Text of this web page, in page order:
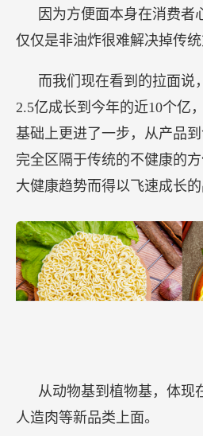
因为方便面本身在消费者
仅仅是非油炸很难解决掉传统
而我们现在看到的拉面说
2.5亿成长到今年的近10个亿
基础上更进了一步，从产品
完全区隔于传统的不健康的
大健康趋势而得以飞速成长的
从动物基到植物基，体现
人造肉等新品类上面。